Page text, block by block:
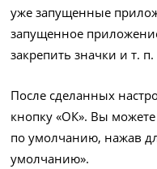
уже запущенные
запущенное
закрепить значки и т. п.
После сделанных
кнопку «ОК». Вы
по умолчанию, нажав
умолчанию».